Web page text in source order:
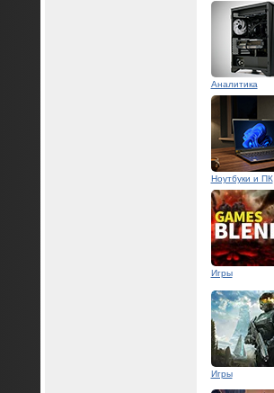
Аналитика
Ноутбуки и ПК
Игры
Игры